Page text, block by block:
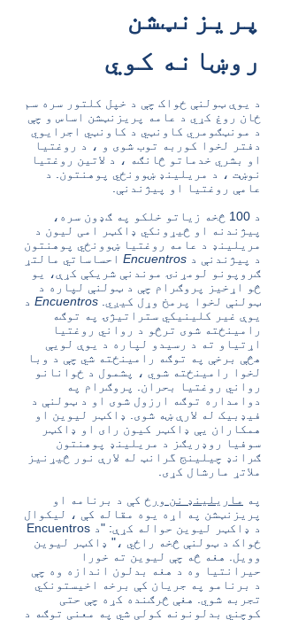
پریزنټشن
روښانه کوي
د یوې ټولنې ځواک چې د خپل کلتور سره سم
ځان روغ کړي د عامه پریزنټشن اساس و چې
د مونټګومري کاونټي د کاونټي اجرایوي
دفتر لخوا کوربه توب شوی و ، د روغتیا
او بشري خدماتو څانګه ، د لاتین روغتیا
نوښت ، د مریلینډ ښوونځي پوهنتون. د
عامې روغتیا او پیژندنې.
د 100 څخه زیاتو خلکو په ګډون سره،
پیژندنه او څیړونکي ډاکټر امی لیون د
مریلینډ د عامه روغتیا ښوونځي پوهنتون
د پیژندنې د Encuentros احساساتي مالتړ
ګروپونو لومړنۍ موندنې شریکې کړې، یو
څو اړخیز پروګرام چې د ټولنې لپاره د
ټولنې لخوا پرمخ وړل کیږي. Encuentros د
یوې غیر کلینیکي ستراتیژۍ په توګه
رامینځته شوی ترڅو د رواني روغتیا
اړتیاو ته د رسیدو لپاره د یوې لویې
هڅې برخې په توګه رامینځته شي چې د وبا
لخوا رامینځته شوي ، پشمول د ځوانانو
رواني روغتیا بحران. پروګرام په
دوامداره توګه ارزول شوی او د ټولنې د
فیډبیک له لارې ښه شوی. ډاکټر لیوین او
همکاران یې ډاکټر کیون رای او ډاکټر
سوفیا روډریګز د مریلینډ پوهنتون
ګرانډ چیلینج گرانټ له لارې نور څیړنیز
ملاتړ مارشال کړی.
په ماریلینډ نن ورځ کې د برنامه او
پریزنټشن په اړه یوه مقاله کې ،
لیکوال
د ډاکټر لیوین حواله کړې: "د Encuentros
ځواک د ټولنې څخه راځي ،" ډاکټر لیوین
وویل. هغه څه چې لیوین ته خورا
حیرانتیا وه د هغه بدلون اندازه وه چې
د برنامو په جریان کې برخه اخیستونکي
تجربه شوي. هغې څرګنده کړه چې حتی
کوچني بدلونونه کولی شي په معنی توګه د